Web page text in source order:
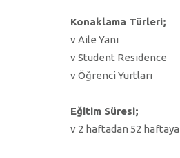
Konaklama Türleri;
v Aile Yanı
v Student Residence
v Öğrenci Yurtları
Eğitim Süresi;
v 2 haftadan 52